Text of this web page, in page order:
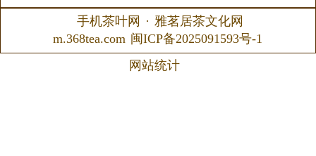
手机茶叶网 · 雅茗居茶文化网
m.368tea.com 闽ICP备2025091593号-1
网站统计